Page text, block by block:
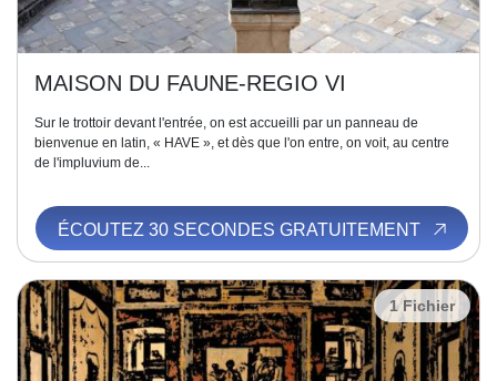
MAISON DU FAUNE-REGIO VI
Sur le trottoir devant l'entrée, on est accueilli par un panneau de
bienvenue en latin, « HAVE », et dès que l'on entre, on voit, au centre
de l'impluvium de...
ÉCOUTEZ 30 SECONDES GRATUITEMENT
1 Fichier